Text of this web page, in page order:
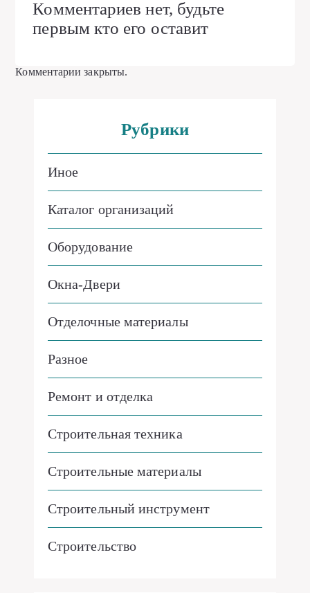
Комментариев нет, будьте
первым кто его оставит
Комментарии закрыты.
Рубрики
Иное
Каталог организаций
Оборудование
Окна-Двери
Отделочные материалы
Разное
Ремонт и отделка
Строительная техника
Строительные материалы
Строительный инструмент
Строительство